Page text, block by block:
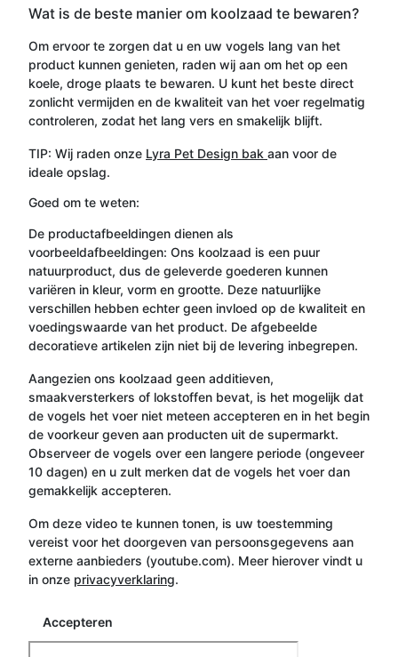
Wat is de beste manier om koolzaad te bewaren?
Om ervoor te zorgen dat u en uw vogels lang van het
product kunnen genieten, raden wij aan om het op een
koele, droge plaats te bewaren. U kunt het beste direct
zonlicht vermijden en de kwaliteit van het voer regelmatig
controleren, zodat het lang vers en smakelijk blijft.
TIP: Wij raden onze Lyra Pet Design bak aan voor de
ideale opslag.
Goed om te weten:
De productafbeeldingen dienen als
voorbeeldafbeeldingen: Ons koolzaad is een puur
natuurproduct, dus de geleverde goederen kunnen
variëren in kleur, vorm en grootte. Deze natuurlijke
verschillen hebben echter geen invloed op de kwaliteit en
voedingswaarde van het product. De afgebeelde
decoratieve artikelen zijn niet bij de levering inbegrepen.
Aangezien ons koolzaad geen additieven,
smaakversterkers of lokstoffen bevat, is het mogelijk dat
de vogels het voer niet meteen accepteren en in het begin
de voorkeur geven aan producten uit de supermarkt.
Observeer de vogels over een langere periode (ongeveer
10 dagen) en u zult merken dat de vogels het voer dan
gemakkelijk accepteren.
Om deze video te kunnen tonen, is uw toestemming
vereist voor het doorgeven van persoonsgegevens aan
externe aanbieders (youtube.com). Meer hierover vindt u
in onze privacyverklaring.
Accepteren